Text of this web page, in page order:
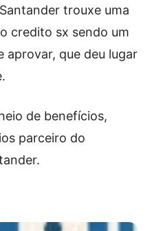
trouxe uma
credito sx sendo um
que deu lugar
de benefícios,
parceiro do